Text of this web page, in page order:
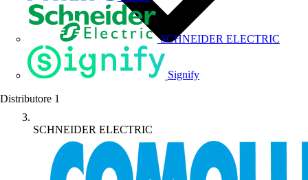
SCHNEIDER ELECTRIC
Signify
Distributore 1
SCHNEIDER ELECTRIC